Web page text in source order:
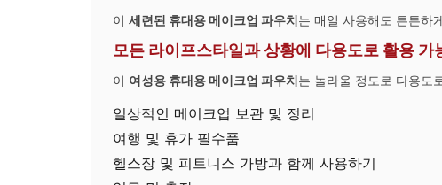
이 세련된 휴대용 메이크업 파우치는 매일 사용해도 튼튼하
모든 라이프스타일과 상황에 다용도로 활용 가
이 여성용 휴대용 메이크업 파우치는 놀라울 정도로 다용도
일상적인 메이크업 보관 및 정리
여행 및 휴가 필수품
헬스장 및 피트니스 가방과 함께 사용하기